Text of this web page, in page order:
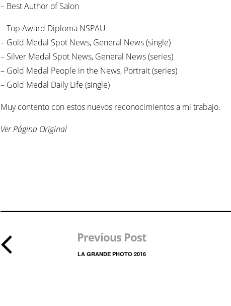
– Best Author of Salon
– Top Award Diploma NSPAU
– Gold Medal Spot News, General News (single)
– Silver Medal Spot News, General News (series)
– Gold Medal People in the News, Portrait (series)
– Gold Medal Daily Life (single)
Muy contento con estos nuevos reconocimientos a mi trabajo.
Ver Página Original
Previous Post
LA GRANDE PHOTO 2016